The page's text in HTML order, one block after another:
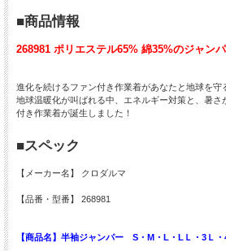
■商品情報
268981 ポリエステル65% 綿35%のジャン
進化を続けるファン付き作業着があなたと地球を守
地球温暖化が叫ばれる中、エネルギー対策と、暑さ
付き作業着が誕生しました！
■スペック
【メーカー名】 クロダルマ
【品番・型番】 268981
【商品名】半袖ジャンパー S・M・L・LＬ・3Ｌ